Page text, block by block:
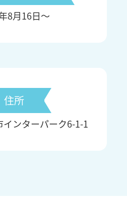
8月16日～
住所
ンターパーク6-1-1